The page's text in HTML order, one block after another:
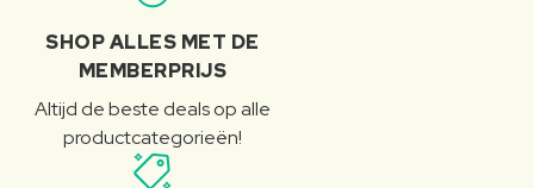
SHOP ALLES MET DE
MEMBERPRIJS
Altijd de beste deals op alle
productcategorieën!